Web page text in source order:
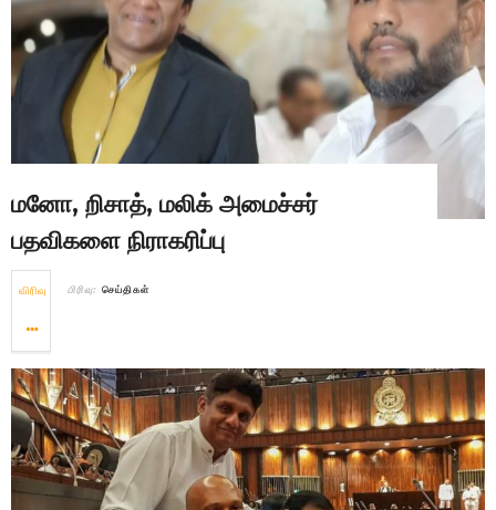
மனோ, றிசாத், மலிக் அமைச்சர்
பதவிகளை நிராகரிப்பு
விரிவு பிரிவு: செய்திகள்